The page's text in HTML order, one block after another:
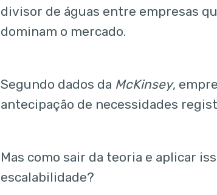
divisor de águas entre empresas
dominam o mercado.
Segundo dados da McKinsey,
antecipação de necessidades
Mas como sair da teoria e aplicar
escalabilidade?